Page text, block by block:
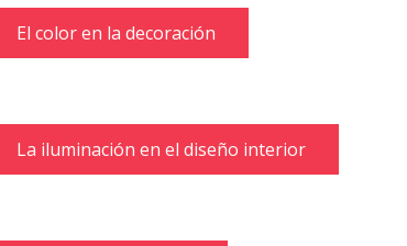
El color en la decoración
La iluminación en el diseño interior